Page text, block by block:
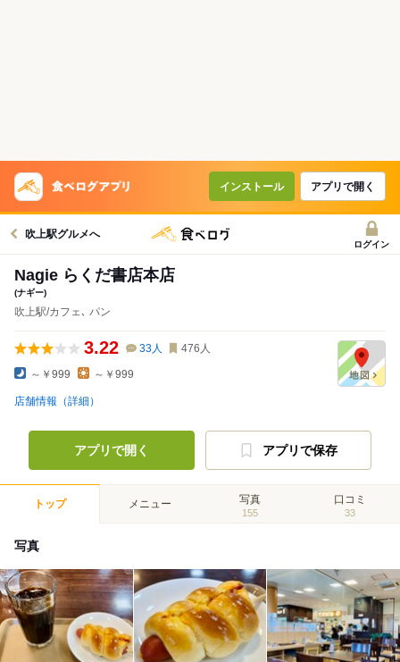
インストール アプリで開く
吹上駅グルメへ
ログイン
Nagie らくだ書店本店
(ナギー)
吹上駅/カフェ､ パン
3.22 33人 476 人
～￥999 ～￥999
店舗情報（詳細）
アプリで開く アプリで保存
トップ メニュー 写真
155
口コミ
33
写真